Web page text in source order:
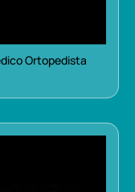
Ortopedista